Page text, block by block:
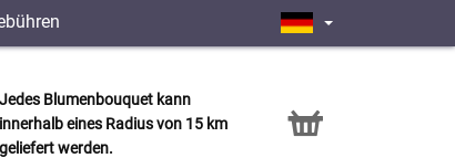
Jedes Blumenbouquet kann
innerhalb eines Radius von 15 km
geliefert werden.
& Collect Service